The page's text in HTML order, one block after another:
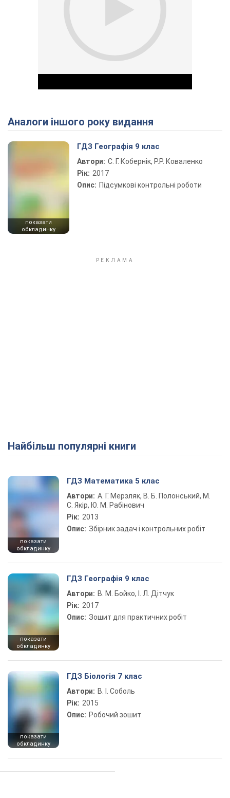
Play Video
Аналоги іншого року видання
показати
обкладинку
ГДЗ Географія 9 клас
Автори: С. Г. Кобернік, Р.Р. Коваленко
Рік: 2017
Опис: Підсумкові контрольні роботи
Найбільш популярні книги
показати
обкладинку
ГДЗ Математика 5 клас
Автори: А. Г. Мерзляк, В. Б. Полонський, М.
С. Якір, Ю. М. Рабінович
Рік: 2013
Опис: Збірник задач і контрольних робіт
показати
обкладинку
ГДЗ Географія 9 клас
Автори: В. М. Бойко, І. Л. Дітчук
Рік: 2017
Опис: Зошит для практичних робіт
показати
обкладинку
ГДЗ Біологія 7 клас
Автори: В. І. Соболь
Рік: 2015
Опис: Робочий зошит